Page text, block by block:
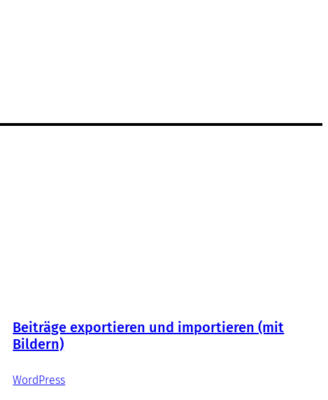
Beiträge exportieren und importieren (mit
Bildern)
WordPress